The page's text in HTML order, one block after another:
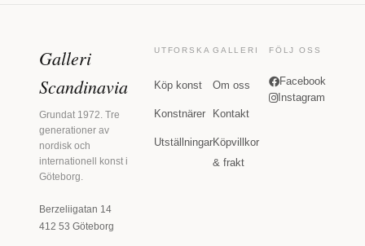
Galleri
Scandinavia
Grundat 1972. Tre
generationer av
nordisk och
internationell konst i
Göteborg.
Berzeliigatan 14
412 53 Göteborg
UTFORSKA
Köp konst
Konstnärer
Utställningar
GALLERI
Om oss
Kontakt
Köpvillkor
& frakt
FÖLJ OSS
Facebook
Instagram